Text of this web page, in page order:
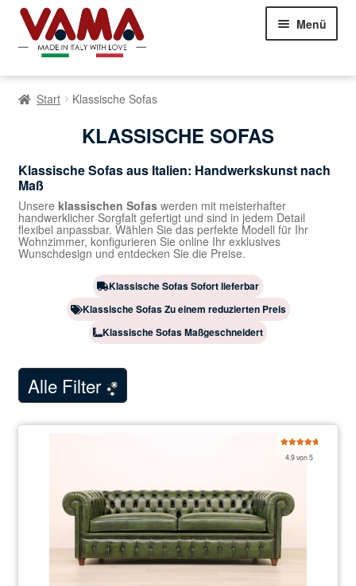
Zur
Navigation
springen
Zum
Inhalt
springen
Menü
Chesterfield Sofas
Menüs
Moderne Sofas
Ecksofas
Schlafsofas
Betten
Sessel
Showroom Mailand
Kommentare der Kunden
Start Klassische Sofas
KLASSISCHE SOFAS
Klassische Sofas aus Italien: Handwerkskunst nach
Maß
Unsere klassischen Sofaswerden mit meisterhafter
handwerklicher Sorgfalt gefertigt und sind in jedem Detail
flexibel anpassbar. Wählen Sie das perfekte Modell für Ihr
Wohnzimmer, konfigurieren Sie online Ihr exklusives
Wunschdesign und entdecken Sie die Preise.
Klassische Sofas Sofort lieferbar
Klassische Sofas Zu einem reduzierten Preis
Klassische Sofas Maßgeschneidert
Alle Filter
4.9 von 5